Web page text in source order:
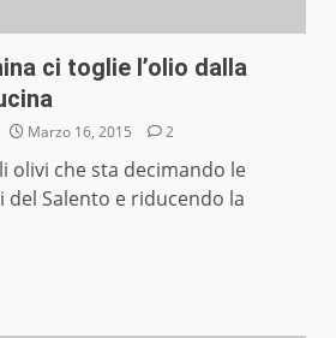
ci toglie l’olio dalla
Marzo 16, 2015 2
olivi che sta decimando le
del Salento e riducendo la